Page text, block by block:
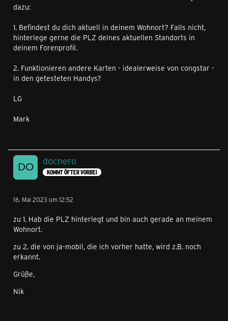
dazu:
1. Befindest du dich aktuell in deinem Wohnort? Falls nicht,
hinterlege gerne die PLZ deines aktuellen Standorts in
deinem Forenprofil.
2. Funktionieren andere Karten - idealerweise von congstar -
in den getesteten Handys?
LG
Mark
docnero
KOMMT ÖFTER VORBEI
16. Mai 2023 um 12:52
zu 1. Hab die PLZ hinterlegt und bin auch gerade an meinem
Wohnort.
zu 2. die von ja-mobil, die ich vorher hatte, wird z.B. noch
erkannt.
Grüße,
Nik